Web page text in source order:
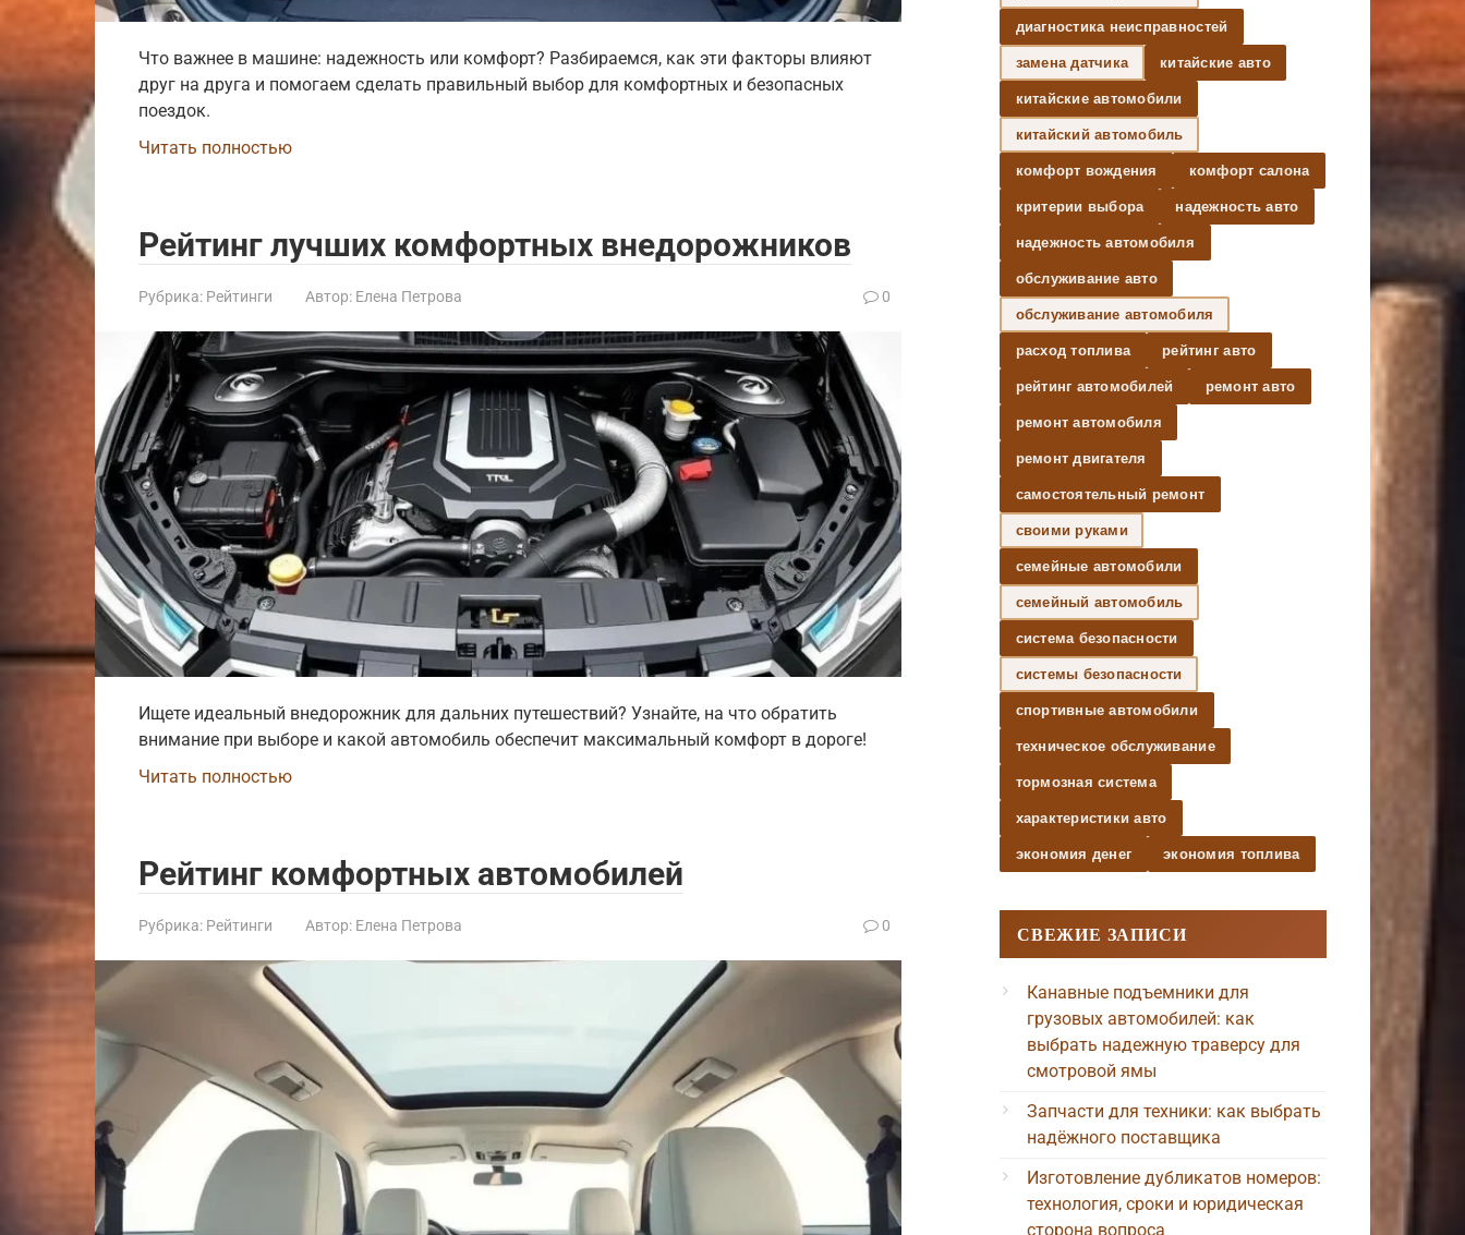
Что важнее в машине: надежность или комфорт? Разбираемся, как эти факторы влияют
друг на друга и помогаем сделать правильный выбор для комфортных и безопасных
поездок.
Читать полностью
Рейтинг лучших комфортных внедорожников
Рубрика: Рейтинги Автор: Елена Петрова 0
Ищете идеальный внедорожник для дальних путешествий? Узнайте, на что обратить
внимание при выборе и какой автомобиль обеспечит максимальный комфорт в дороге!
Читать полностью
Рейтинг комфортных автомобилей
Рубрика: Рейтинги Автор: Елена Петрова 0
диагностика неисправностей
замена датчика китайские авто
китайские автомобили
китайский автомобиль
комфорт вождения комфорт салона
критерии выбора надежность авто
надежность автомобиля
обслуживание авто
обслуживание автомобиля
расход топлива рейтинг авто
рейтинг автомобилей ремонт авто
ремонт автомобиля
ремонт двигателя
самостоятельный ремонт
своими руками
семейные автомобили
семейный автомобиль
система безопасности
системы безопасности
спортивные автомобили
техническое обслуживание
тормозная система
характеристики авто
экономия денег экономия топлива
СВЕЖИЕ ЗАПИСИ
Канавные подъемники для
грузовых автомобилей: как
выбрать надежную траверсу для
смотровой ямы
Запчасти для техники: как выбрать
надёжного поставщика
Изготовление дубликатов номеров:
технология, сроки и юридическая
сторона вопроса